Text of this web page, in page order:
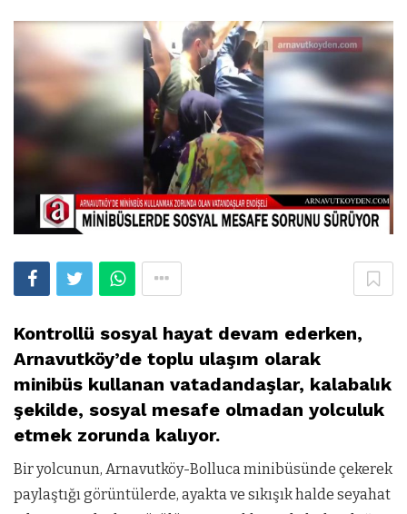
Kontrollü sosyal hayat devam ederken,
Arnavutköy’de toplu ulaşım olarak
minibüs kullanan vatadandaşlar, kalabalık
şekilde, sosyal mesafe olmadan yolculuk
etmek zorunda kalıyor.
Bir yolcunun, Arnavutköy-Bolluca minibüsünde çekerek
paylaştığı görüntülerde, ayakta ve sıkışık halde seyahat